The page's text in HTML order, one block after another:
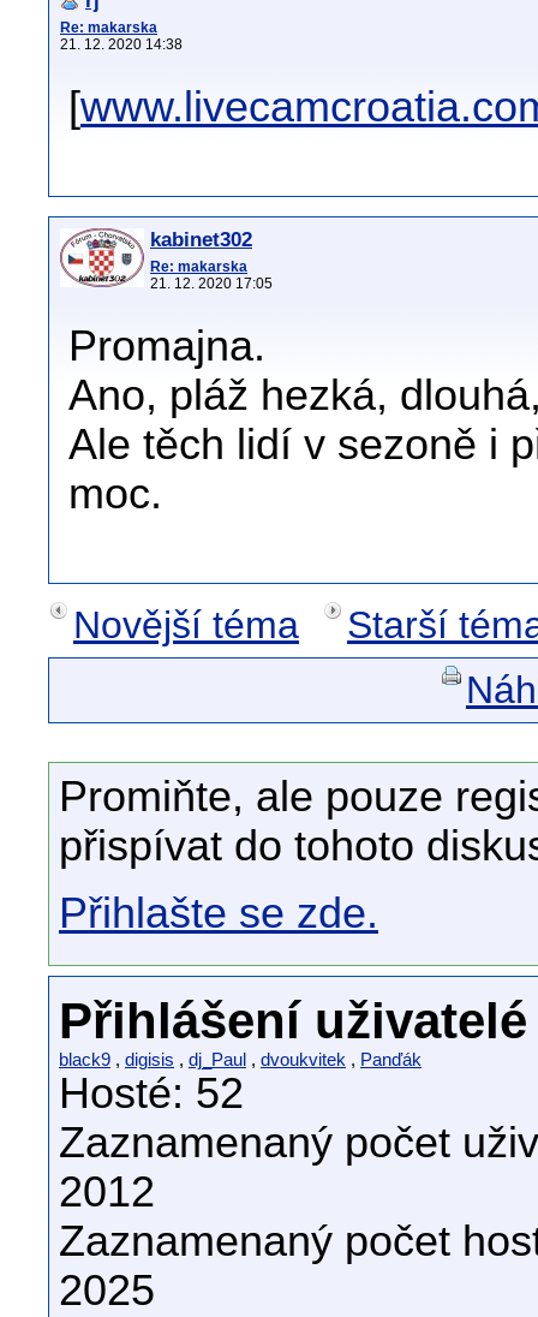
Re: makarska
21. 12. 2020 14:38
[
kabinet302
Re: makarska
21. 12. 2020 17:05
Promajna.
Ano, pláž hezká,
Ale těch lidí v sezoně i
moc.
Novější téma
Starší
Promiňte, ale pouze
přispívat do tohoto
Přihlašte se zde.
Přihlášení uživatelé
black9 , digisis , dj_Paul , dvoukvitek , Panďák
Hosté: 52
Zaznamenaný počet
2012
Zaznamenaný počet
2025